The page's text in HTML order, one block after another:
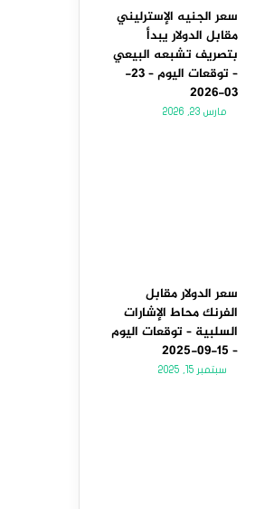
سعر الجنيه الإسترليني
مقابل الدولار يبدأ
بتصريف تشبعه البيعي
– توقعات اليوم – 23-
03-2026
مارس 23, 2026
سعر الدولار مقابل
الفرنك محاط الإشارات
السلبية – توقعات اليوم
– 15-09-2025
سبتمبر 15, 2025